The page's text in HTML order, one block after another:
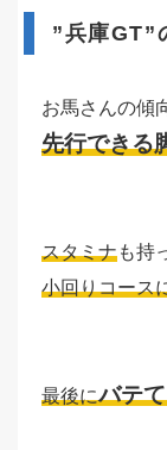
”兵庫GT”
お馬さんの傾
先行できる
スタミナも持
小回りコース
最後にバテ